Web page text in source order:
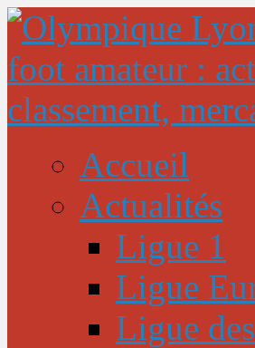
Accueil
Actualités
Ligue 1
Ligue
Ligue